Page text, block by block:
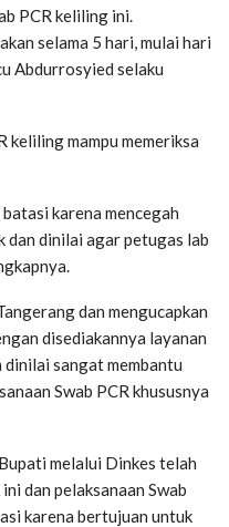
PCR keliling ini.
selama 5 hari, mulai hari
Abdurrosyied selaku
keliling mampu memeriksa
karena mencegah
dan dinilai agar petugas lab
dan mengucapkan
disediakannya layanan
dinilai sangat membantu
Swab PCR khususnya
melalui Dinkes telah
dan pelaksanaan Swab
karena bertujuan untuk